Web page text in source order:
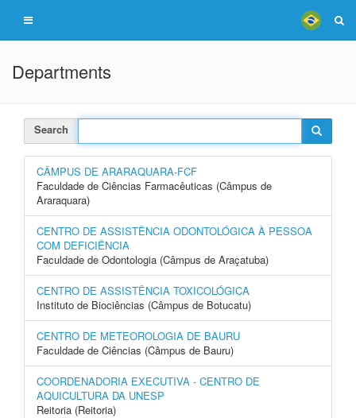
Departments
Search
CÂMPUS DE ARARAQUARA-FCF
Faculdade de Ciências Farmacêuticas (Câmpus de
Araraquara)
CENTRO DE ASSISTÊNCIA ODONTOLÓGICA À PESSOA
COM DEFICIÊNCIA
Faculdade de Odontologia (Câmpus de Araçatuba)
CENTRO DE ASSISTÊNCIA TOXICOLÓGICA
Instituto de Biociências (Câmpus de Botucatu)
CENTRO DE METEOROLOGIA DE BAURU
Faculdade de Ciências (Câmpus de Bauru)
COORDENADORIA EXECUTIVA - CENTRO DE
AQUICULTURA DA UNESP
Reitoria (Reitoria)